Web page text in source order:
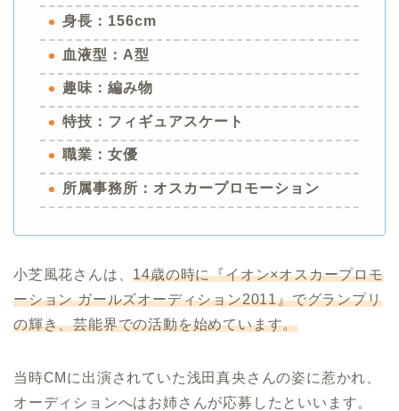
身長：156cm
血液型：A型
趣味：編み物
特技：フィギュアスケート
職業：女優
所属事務所：オスカープロモーション
小芝風花さんは、14歳の時に『イオン×オスカープロモ
ーション ガールズオーディション2011』でグランプリ
の輝き、芸能界での活動を始めています。
当時CMに出演されていた浅田真央さんの姿に惹かれ、
オーディションへはお姉さんが応募したといいます。